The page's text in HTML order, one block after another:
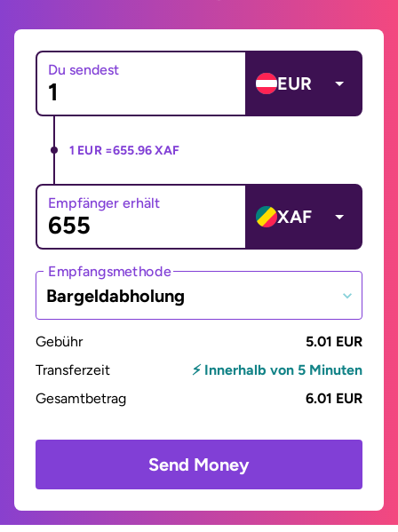
Du sendest
EUR
1 EUR =655.96 XAF
Empfänger erhält
XAF
Empfangsmethode
Bargeldabholung
Gebühr
5.01 EUR
Transferzeit
⚡ Innerhalb von 5 Minuten
Gesamtbetrag
6.01 EUR
Send Money